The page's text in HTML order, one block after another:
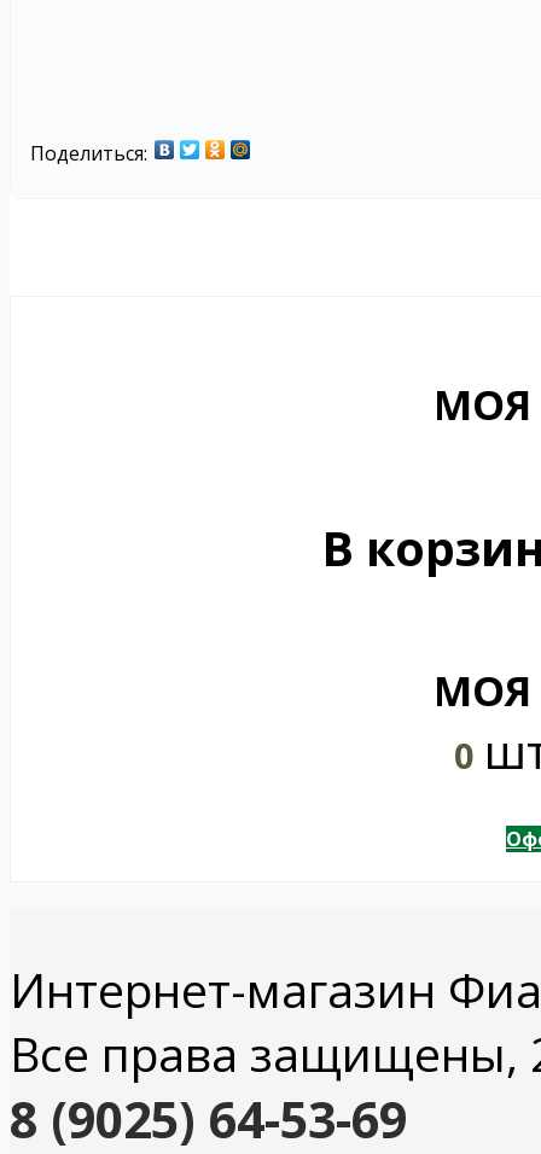
Поделиться:
МОЯ
В
МОЯ
0
Интернет-магазин
Все права защищены,
8 (9025) 64-53-69